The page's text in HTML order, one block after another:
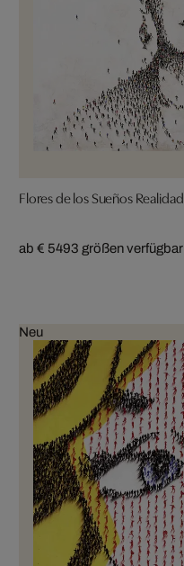
Flores de los Sueños Realidad
ab € 5493 größen verfügbar
Neu